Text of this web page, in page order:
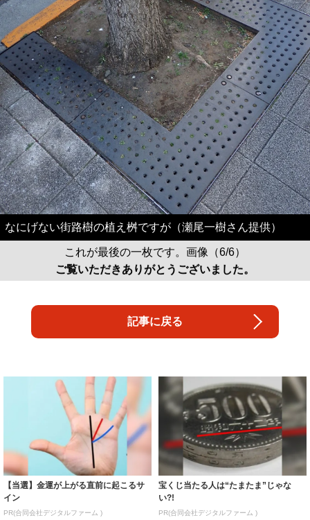
なにげない街路樹の植え桝ですが（瀬尾一樹さん提供）
これが最後の一枚です。画像（6/6）
ご覧いただきありがとうございました。
記事に戻る
【当選】金運が上がる直前に起こるサ
イン
PR(合同会社デジタルファーム )
宝くじ当たる人は“たまたま”じゃな
い?!
PR(合同会社デジタルファーム )